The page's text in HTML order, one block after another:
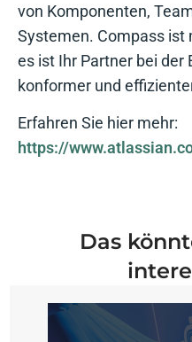
von Komponenten,
Systemen. Compass ist
es ist Ihr Partner bei der
konformer und
Erfahren Sie hier mehr:
https://
Das